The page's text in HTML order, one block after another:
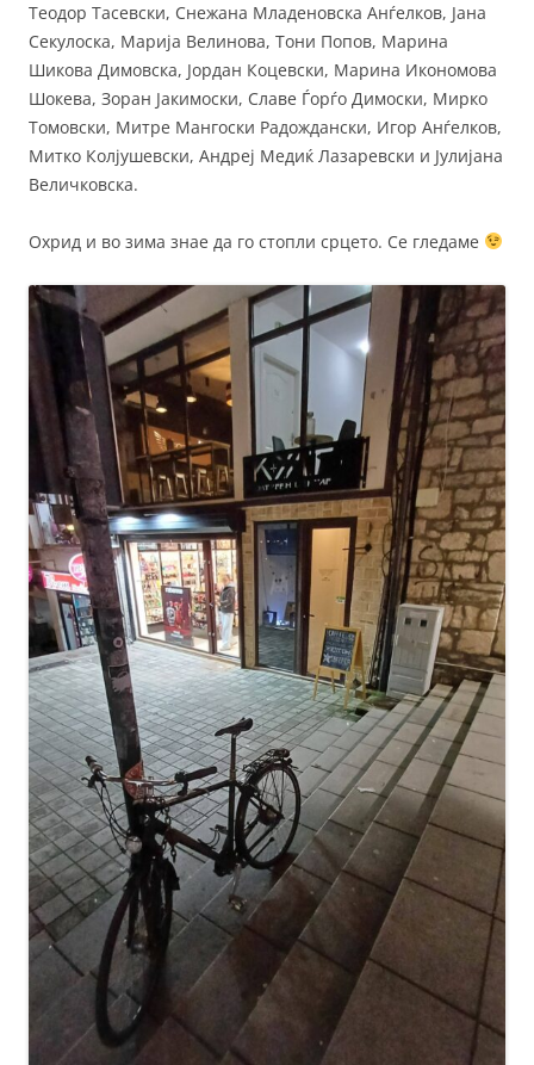
Теодор Тасевски, Снежана Младеновска Анѓелков, Јана
Секулоска, Марија Велинова, Тони Попов, Марина
Шикова Димовска, Јордан Коцевски, Марина Икономова
Шокева, Зоран Јакимоски, Славе Ѓорѓо Димоски, Мирко
Томовски, Митре Мангоски Радождански, Игор Анѓелков,
Митко Колјушевски, Андреј Медиќ Лазаревски и Јулијана
Величковска.
Охрид и во зима знае да го стопли срцето. Се гледаме